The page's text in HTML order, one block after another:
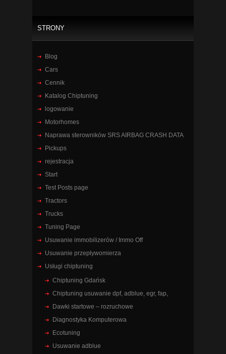
STRONY
Blog
Cars
Cennik
Katalog Chiptuning
logowanie
Motorhomes
Naprawa sterowników SRS AIRBAG CRASH DATA
Pickups
rejestracja
Start
Test Posts page
Tractors
Trucks
Tuning Page
Usuwanie immobilizerów / Immo Off
Usuwanie przepływomierza
Usługi chiptuning
Chiptuning Gdańsk
Chiptuning usuwanie dpf, adblue, egr, fap,
Dawki startowe – rozruchowe
Diagnostyka Komputerowa
Ecotuning
Usuwanie adblue